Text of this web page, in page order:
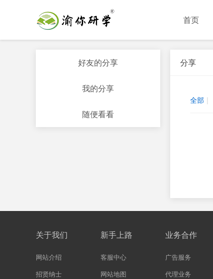
首页
好友的分享
我的分享
随便看看
分享
全部 |
关于我们
网站介绍
招贤纳士
新手上路
客服中心
网站地图
业务合作
广告服务
代理业务